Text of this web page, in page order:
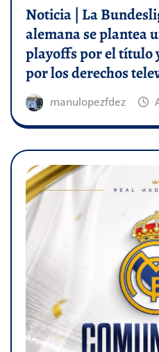
Noticia | La
alemana se plantea
playoffs por el título
por los derechos
manulopezfdez